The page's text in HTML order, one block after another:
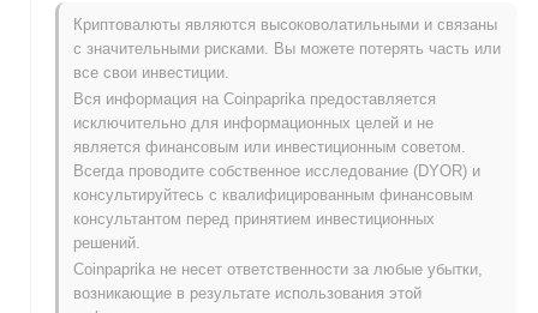
держателям участвовать в процессах принятия решений
относительно развития платформы. Что отличает AiDoge, так
это его уникальная интеграция технологий ИИ в генерацию
мемов, что не только повышает вовлеченность
пользователей, но и способствует созданию контента,
ориентированного на сообщество. Эта инновационная смесь
ИИ и мем-культуры позиционирует AiDoge как значимого
игрока в развивающемся ландшафте социальных медиа и
криптовалют, привлекая как криптоэнтузиастов, так и
любителей мемов.
Когда и как начался AiDoge?
AiDoge возник в марте 2023 года, когда основная команда
Криптовалюты являются высоковолатильными и связаны
с значительными рисками. Вы можете потерять часть или
все свои инвестиции.
Вся информация на Coinpaprika предоставляется
исключительно для информационных целей и не
является финансовым или инвестиционным советом.
Всегда проводите собственное исследование (DYOR) и
консультируйтесь с квалифицированным финансовым
консультантом перед принятием инвестиционных
решений.
Coinpaprika не несет ответственности за любые убытки,
возникающие в результате использования этой